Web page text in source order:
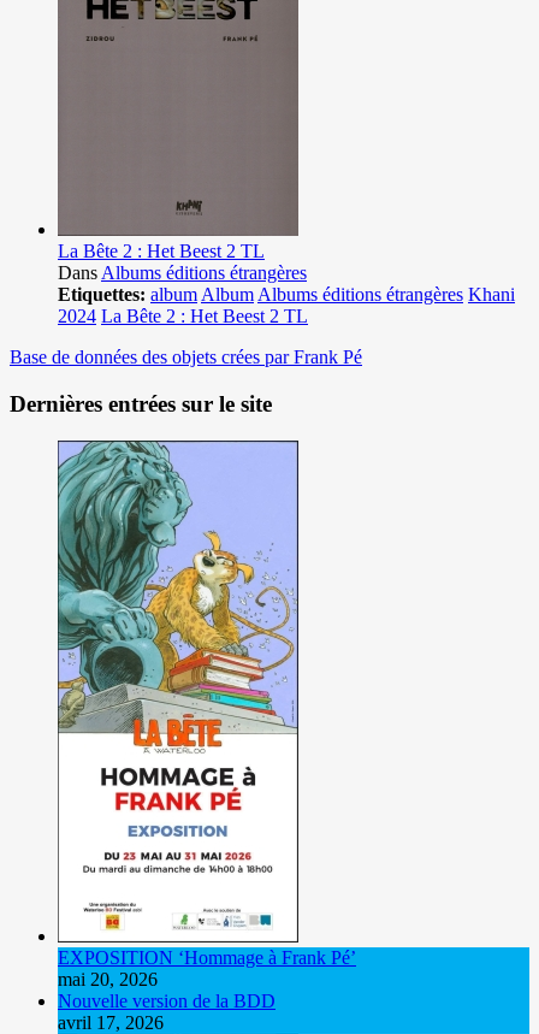
La Bête 2 : Het Beest 2 TL
DansAlbums éditions étrangères
Etiquettes: albumAlbumAlbums éditions étrangères Khani
2024 La Bête 2 : Het Beest 2 TL
Base de données des objets crées par Frank Pé
Dernières entrées sur le site
EXPOSITION ‘Hommage à Frank Pé’
mai 20, 2026
Nouvelle version de la BDD
avril 17, 2026